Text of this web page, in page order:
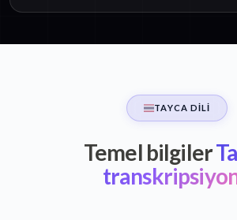
TAYCA DILI
Temel bilgiler